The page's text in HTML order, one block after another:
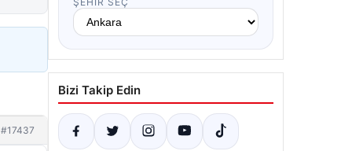
#17437
Bizi Takip Edin